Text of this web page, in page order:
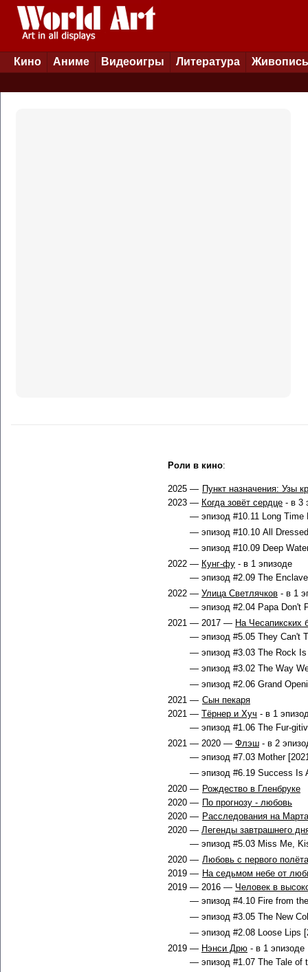
Кино Аниме Видеоигры Литература Живопись
Роли в кино:
2025 — Пункт назначения: Узы
2023 — Когда зовёт сердце - в 3
— эпизод #10.11 Long Time
— эпизод #10.10 All
— эпизод #10.09 Deep
2022 — Кунг-фу - в 1 эпизоде
— эпизод #2.09 The
2022 — Улица Светлячков - в 1
— эпизод #2.04 Papa Don't
2021 — 2017 — На Чесапикских
— эпизод #5.05 They Can't
— эпизод #3.03 The Rock
— эпизод #3.02 The Way
— эпизод #2.06 Grand
2021 — Сын пекаря
2021 — Тёрнер и Хуч - в 1
— эпизод #1.06 The Fur-
2021 — 2020 — Флэш - в 2
— эпизод #7.03 Mother
— эпизод #6.19 Success Is
2020 — Рождество в Гленбруке
2020 — По прогнозу - любовь
2020 — Расследования на
2020 — Легенды завтрашнего
— эпизод #5.03 Miss Me,
2020 — Любовь с первого полёта
2019 — На седьмом небе от
2019 — 2016 — Человек в
— эпизод #4.10 Fire from
— эпизод #3.05 The New
— эпизод #2.08 Loose Lips
2019 — Нэнси Дрю - в 1 эпизоде
— эпизод #1.07 The Tale of